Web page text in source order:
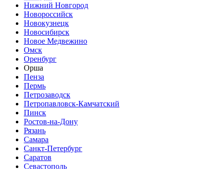
Нижний Новгород
Новороссийск
Новокузнецк
Новосибирск
Новое Медвежино
Омск
Оренбург
Орша
Пенза
Пермь
Петрозаводск
Петропавловск-Камчатский
Пинск
Ростов-на-Дону
Рязань
Самара
Санкт-Петербург
Саратов
Севастополь